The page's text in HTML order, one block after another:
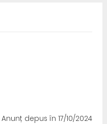
Anunț depusîn 17/10/2024